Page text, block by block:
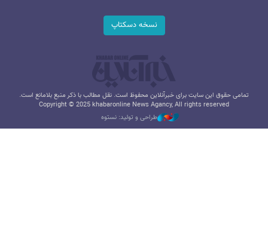
نسخه دسکتاپ
تمامی حقوق این سایت برای خبرآنلاین محفوظ است. نقل مطالب با ذکر منبع بلامانع است.
Copyright © 2025 khabaronline News Agancy, All rights reserved
طراحی و تولید: نستوه